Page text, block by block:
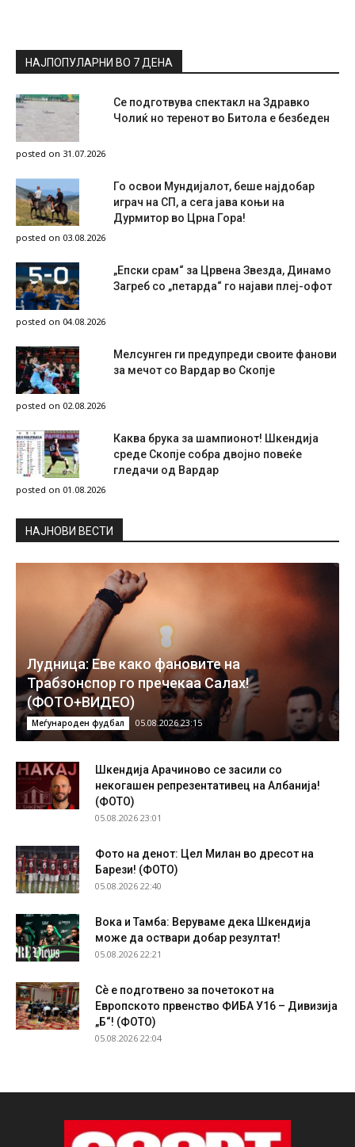
НАЈПОПУЛАРНИ ВО 7 ДЕНА
Се подготвува спектакл на Здравко
Чолиќ но теренот во Битола е безбеден
posted on 31.07.2026
Го освои Мундијалот, беше најдобар
играч на СП, а сега јава коњи на
Дурмитор во Црна Гора!
posted on 03.08.2026
„Епски срам“ за Црвена Звезда, Динамо
Загреб со „петарда“ го најави плеј-офот
posted on 04.08.2026
Мелсунген ги предупреди своите фанови
за мечот со Вардар во Скопје
posted on 02.08.2026
Каква брука за шампионот! Шкендија
среде Скопје собра двојно повеќе
гледачи од Вардар
posted on 01.08.2026
НAЈНОВИ ВЕСТИ
Лудница: Еве како фановите на
Трабзонспор го пречекаа Салах!
(ФОТО+ВИДЕО)
Меѓународен фудбал 05.08.2026 23:15
Шкендија Арачиново се засили со
некогашен репрезентативец на Албанија!
(ФОТО)
05.08.2026 23:01
Фото на денот: Цел Милан во дресот на
Барези! (ФОТО)
05.08.2026 22:40
Вока и Тамба: Веруваме дека Шкендија
може да оствари добар резултат!
05.08.2026 22:21
Сѐ е подготвено за почетокот на
Европското првенство ФИБА У16 – Дивизија
„Б“! (ФОТО)
05.08.2026 22:04